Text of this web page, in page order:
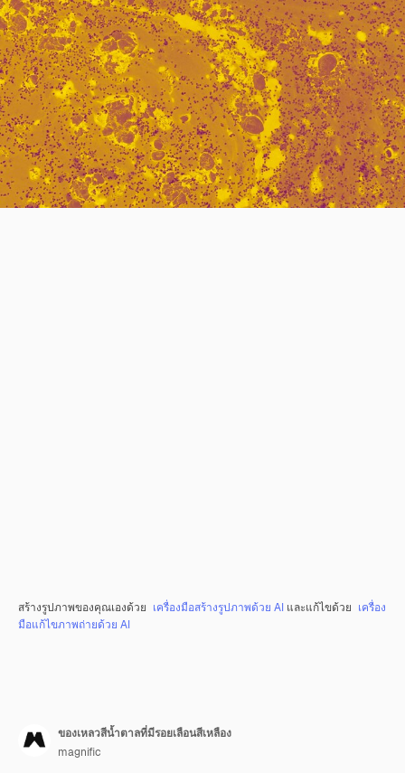
สร้างรูปภาพของคุณเองด้วย เครื่องมือสร้างรูปภาพด้วย AI และแก้ไขด้วย เครื่อง
มือแก้ไขภาพถ่ายด้วย AI
ของเหลวสีน้ำตาลที่มีรอยเลือนสีเหลือง
magnific